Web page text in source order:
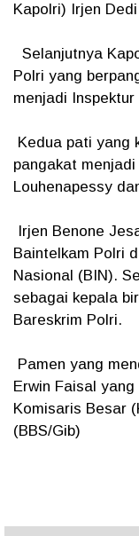
Kapolri) Irjen
Selanjutnya
Polri yang
menjadi
Kedua pati yang
pangakat
Louhenapessy
Irjen Benone
Baintelkam Polri
Nasional (BIN).
sebagai kepala
Bareskrim Polri.
Pamen yang
Erwin Faisal
Komisaris Besar
(BBS/Gib)